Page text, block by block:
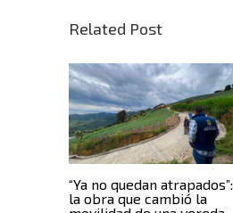
Related Post
“Ya no quedan atrapados”:
la obra que cambió la